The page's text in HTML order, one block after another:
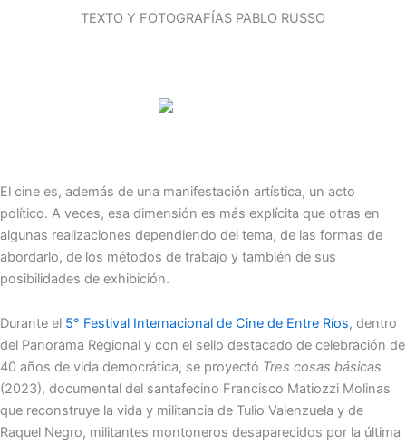
TEXTO Y FOTOGRAFÍAS PABLO RUSSO
El cine es, además de una manifestación artística, un acto
político. A veces, esa dimensión es más explícita que otras en
algunas realizaciones dependiendo del tema, de las formas de
abordarlo, de los métodos de trabajo y también de sus
posibilidades de exhibición.
Durante el 5° Festival Internacional de Cine de Entre Ríos, dentro
del Panorama Regional y con el sello destacado de celebración de
40 años de vida democrática, se proyectó Tres cosas básicas
(2023), documental del santafecino Francisco Matiozzi Molinas
que reconstruye la vida y militancia de Tulio Valenzuela y de
Raquel Negro, militantes montoneros desaparecidos por la última